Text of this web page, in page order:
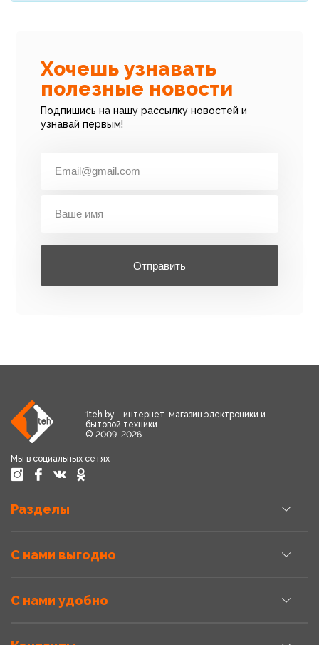
Хочешь узнавать
полезные новости
Подпишись на нашу рассылку новостей и
узнавай первым!
Отправить
1teh.by - интернет-магазин электроники и
бытовой техники
© 2009-2026
Мы в социальных сетях
Разделы
С нами выгодно
С нами удобно